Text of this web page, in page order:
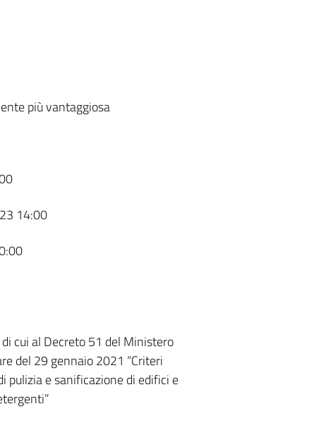
più vantaggiosa
14:00
cui al Decreto 51 del Ministero
del 29 gennaio 2021 “Criteri
pulizia e sanificazione di edifici e